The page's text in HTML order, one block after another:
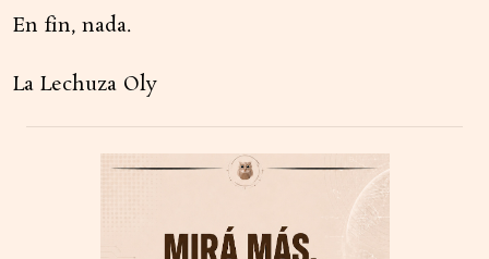
En fin, nada.
La Lechuza Oly